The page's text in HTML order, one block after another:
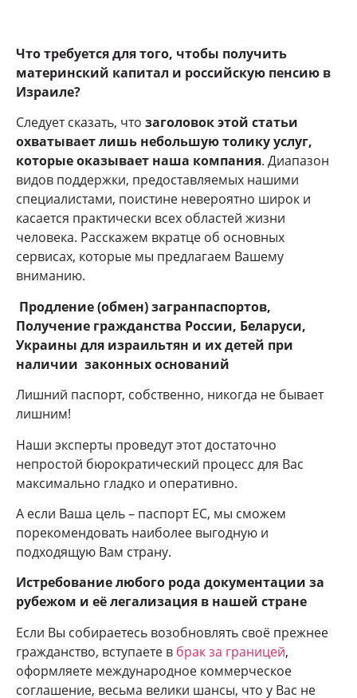
Что требуется для того, чтобы получить
материнский капитал и российскую пенсию в
Израиле?
Следует сказать, что заголовок этой статьи
охватывает лишь небольшую толику услуг,
которые оказывает наша компания. Диапазон
видов поддержки, предоставляемых нашими
специалистами, поистине невероятно широк и
касается практически всех областей жизни
человека. Расскажем вкратце об основных
сервисах, которые мы предлагаем Вашему
вниманию.
Продление (обмен) загранпаспортов,
Получение гражданства России, Беларуси,
Украины для израильтян и их детей при
наличии законных оснований
Лишний паспорт, собственно, никогда не бывает
лишним!
Наши эксперты проведут этот достаточно
непростой бюрократический процесс для Вас
максимально гладко и оперативно.
А если Ваша цель – паспорт ЕС, мы сможем
порекомендовать наиболее выгодную и
подходящую Вам страну.
Истребование любого рода документации за
рубежом и её легализация в нашей стране
Если Вы собираетесь возобновлять своё прежнее
гражданство, вступаете в брак за границей,
оформляете международное коммерческое
соглашение, весьма велики шансы, что у Вас не